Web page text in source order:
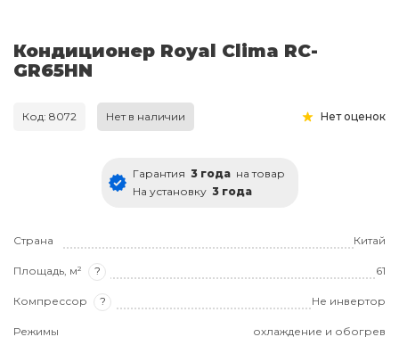
Кондиционер Royal Clima RC-
GR65HN
Код: 8072 Нет в наличии Нет оценок
Гарантия 3 года на товар
На установку 3 года
Страна Китай
Площадь, м² ? 61
Компрессор ? Не инвертор
Режимы охлаждение и обогрев